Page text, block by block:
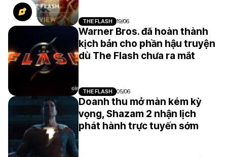
THE FLASH 19/06
Warner Bros. đã hoàn thành
kịch bản cho phần hậu truyện
dù The Flash chưa ra mắt
THE FLASH 05/06
Doanh thu mở màn kém kỳ
vọng, Shazam 2 nhận lịch
phát hành trực tuyến sớm